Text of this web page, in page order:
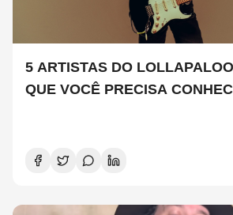
5 ARTISTAS DO
QUE VOCÊ PRECISA